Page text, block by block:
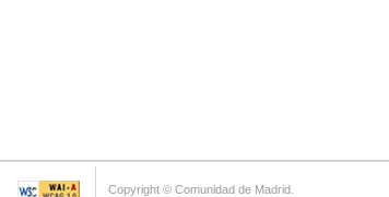
Copyright © Comunidad de Madrid.